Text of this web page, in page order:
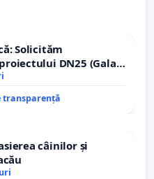
Solicităm
DN25 (Galați
prin devierea
transparență
câinilor și